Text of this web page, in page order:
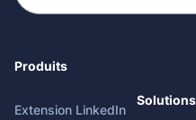
Produits
Extension LinkedIn
Solutions